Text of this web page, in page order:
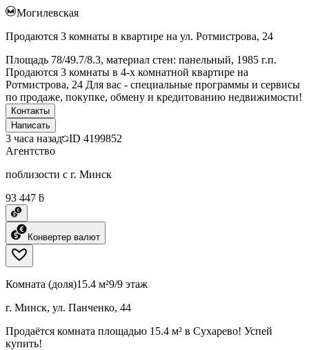
Могилевская
Продаются 3 комнаты в квартире на ул. Ротмистрова, 24
Площадь 78/49.7/8.3, материал стен: панельный, 1985 г.п.
Продаются 3 комнаты в 4-х комнатной квартире на
Ротмистрова, 24 Для вас - специальные программы и сервисы
по продаже, покупке, обмену и кредитованию недвижимости!
Контакты
Написать
3 часа назад ID 4199852
Агентство
поблизости с г. Минск
93 447 ƃ
Конвертер валют
Комната (доля)15.4 м²9/9 этаж
г. Минск, ул. Панченко, 44
Продаётся комната площадью 15.4 м² в Сухарево! Успей
купить!